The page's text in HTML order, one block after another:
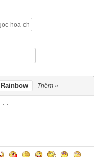
Rainbow Thêm »